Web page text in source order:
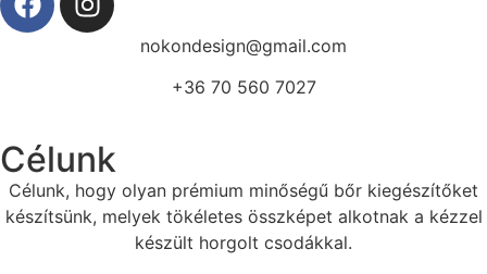
nokondesign@gmail.com
+36 70 560 7027
Célunk
Célunk, hogy olyan prémium minőségű bőr kiegészítőket
készítsünk, melyek tökéletes összképet alkotnak a kézzel
készült horgolt csodákkal.